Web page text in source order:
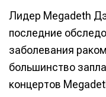
Лидер Megadeth
последние
заболевания
большинство
концертов